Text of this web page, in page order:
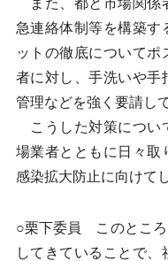
また、都と市場関係
急連絡体制等を構築す
ットの徹底について
者に対し、手洗いや手
管理などを強く要請し
こうした対策につい
場業者とともに日々取
感染拡大防止に向けて
○栗下委員 このところ
してきていることで